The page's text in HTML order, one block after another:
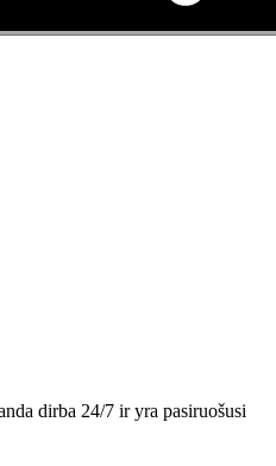
dirba 24/7 ir yra pasiruošusi